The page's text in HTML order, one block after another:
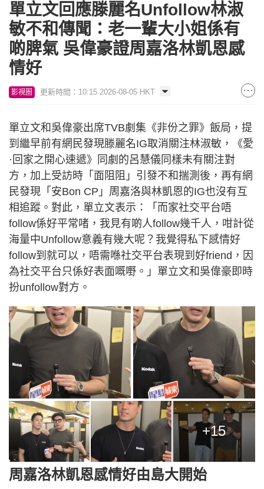
單立文回應滕麗名Unfollow林淑
敏不和傳聞：老一輩大小姐係有
啲脾氣 吳偉豪證周嘉洛林凱恩感
情好
影視圈 更新時間：10:15 2026-08-05 HKT
單立文和吳偉豪出席TVB劇集《非份之罪》飯局，提
到繼早前有網民發現滕麗名IG取消關注林淑敏，《愛
·回家之開心速遞》同劇的呂慧儀同樣未有關注對
方，加上受訪時「面阻阻」引發不和揣測後，再有網
民發現「安Bon CP」周嘉洛與林凱恩的IG也沒有互
相追蹤。對此，單立文表示：「而家社交平台唔
follow係好平常啫，我見有啲人follow幾千人，咁計從
海量中Unfollow意義有幾大呢？我覺得私下感情好
follow到就可以，唔需喺社交平台表現到好friend，因
為社交平台只係好表面嘅嘢。」單立文和吳偉豪即時
扮unfollow對方。
+15
周嘉洛林凱恩感情好由島大開始